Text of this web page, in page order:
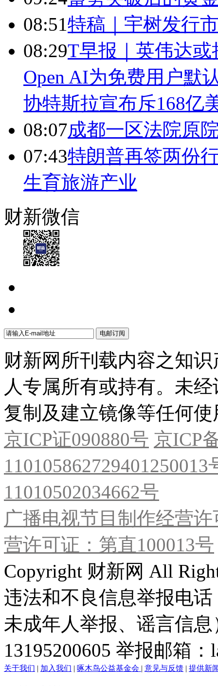
08:51特稿｜宇树发行
08:29T早报｜英伟达或
Open AI为免费用户默
协特斯拉宣布斥168亿
08:07成都一区法院原
07:43特朗普再签两份
生育旅游产业
财新微信
财新网所刊载内容之知
人专属所有或持有。未
复制及建立镜像等任何使
京ICP证090880号 京ICP
11010502034662号
广播电视节目制作经营
营许可证：第直100013号
Copyright 财新网 All
违法和不良信息举报电
未成年人举报、谣言信
13195200605 举报邮箱
关于我们 | 加入我们 | 啄木鸟公益基金会 | 意见与反馈 | 提供新